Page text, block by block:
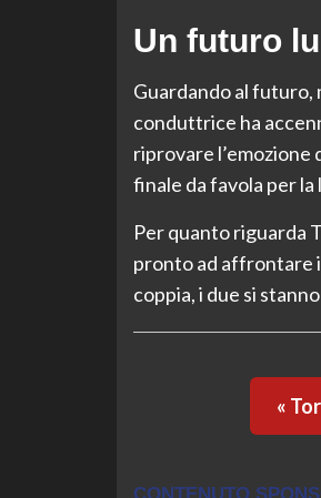
Un futuro
Guardando al futuro,
conduttrice ha
riprovare l’emozione
finale da favola per la
Per quanto riguarda
pronto ad affrontare
coppia, i due si
«